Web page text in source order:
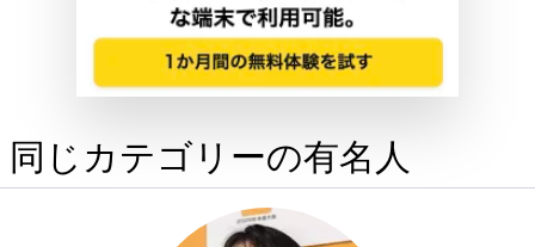
同じカテゴリーの有名人